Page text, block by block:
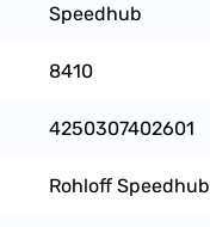
Speedhub
8410
4250307402601
Rohloff Speedhub